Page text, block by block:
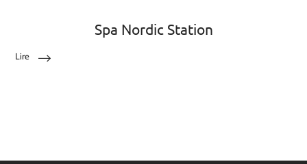
Spa Nordic Station
Lire